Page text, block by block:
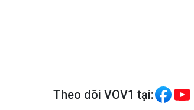
Theo dõi VOV1 tại: